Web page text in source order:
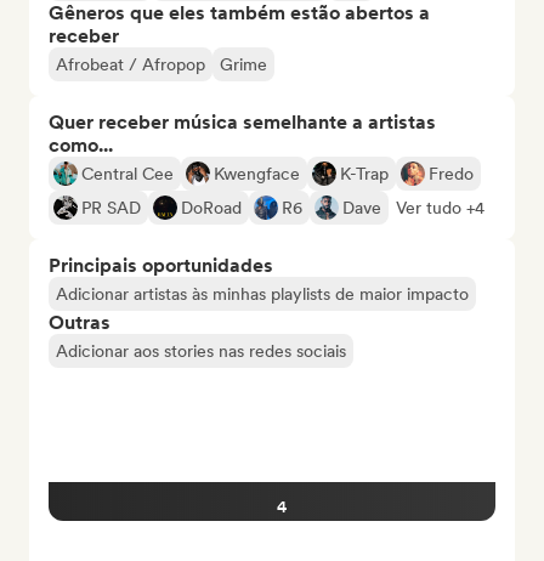
Gêneros que eles também estão abertos a
receber
Afrobeat / Afropop Grime
Quer receber música semelhante a artistas
como...
Central Cee Kwengface K-Trap
Fredo
PR SAD
DoRoad R6 Dave Ver tudo +4
Principais oportunidades
Adicionar artistas às minhas playlists de maior impacto
Outras
Adicionar aos stories nas redes sociais
4